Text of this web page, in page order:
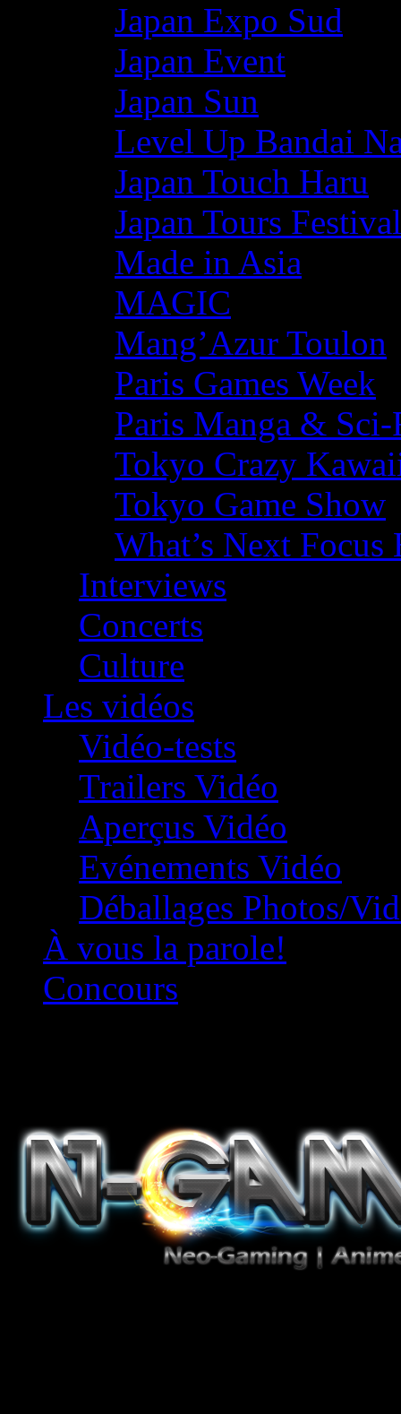
Japan Expo Sud
Japan Event
Japan Sun
Level Up Bandai
Japan Touch Haru
Japan Tours Festival
Made in Asia
MAGIC
Mang’Azur Toulon
Paris Games Week
Paris Manga &
Tokyo Crazy
Tokyo Game Show
What’s Next
Interviews
Concerts
Culture
Les vidéos
Vidéo-tests
Trailers Vidéo
Aperçus Vidéo
Evénements Vidéo
Déballages Photos/
À vous la parole!
Concours